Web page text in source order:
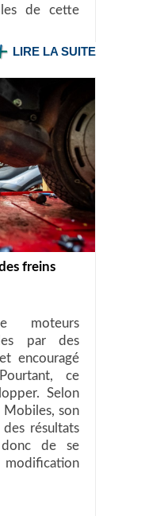
de cette
LIRE LA SUITE
freins
moteurs
par des
encouragé
ce
Selon
son
résultats
donc de se